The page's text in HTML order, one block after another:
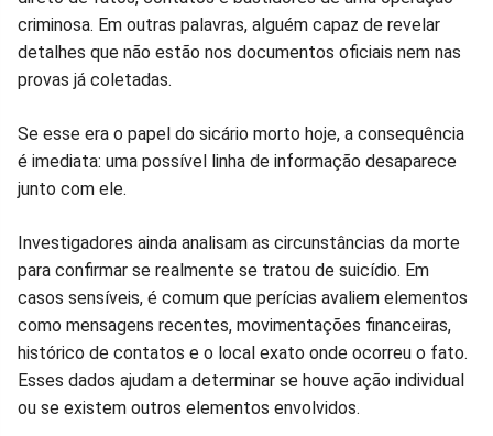
criminosa. Em outras palavras, alguém capaz de revelar
detalhes que não estão nos documentos oficiais nem nas
provas já coletadas.
Se esse era o papel do sicário morto hoje, a consequência
é imediata: uma possível linha de informação desaparece
junto com ele.
Investigadores ainda analisam as circunstâncias da morte
para confirmar se realmente se tratou de suicídio. Em
casos sensíveis, é comum que perícias avaliem elementos
como mensagens recentes, movimentações financeiras,
histórico de contatos e o local exato onde ocorreu o fato.
Esses dados ajudam a determinar se houve ação individual
ou se existem outros elementos envolvidos.